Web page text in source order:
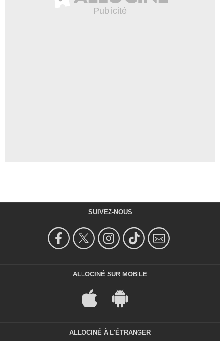
SUIVEZ-NOUS
ALLOCINÉ SUR MOBILE
ALLOCINÉ À L'ÉTRANGER